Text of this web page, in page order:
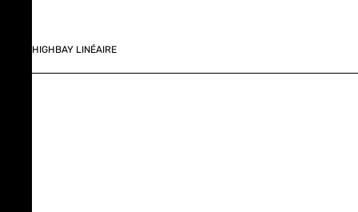
HIGHBAY LINÉAIRE